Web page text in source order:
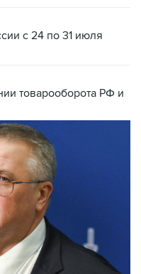
с 24 по 31 июля
товарооборота РФ и